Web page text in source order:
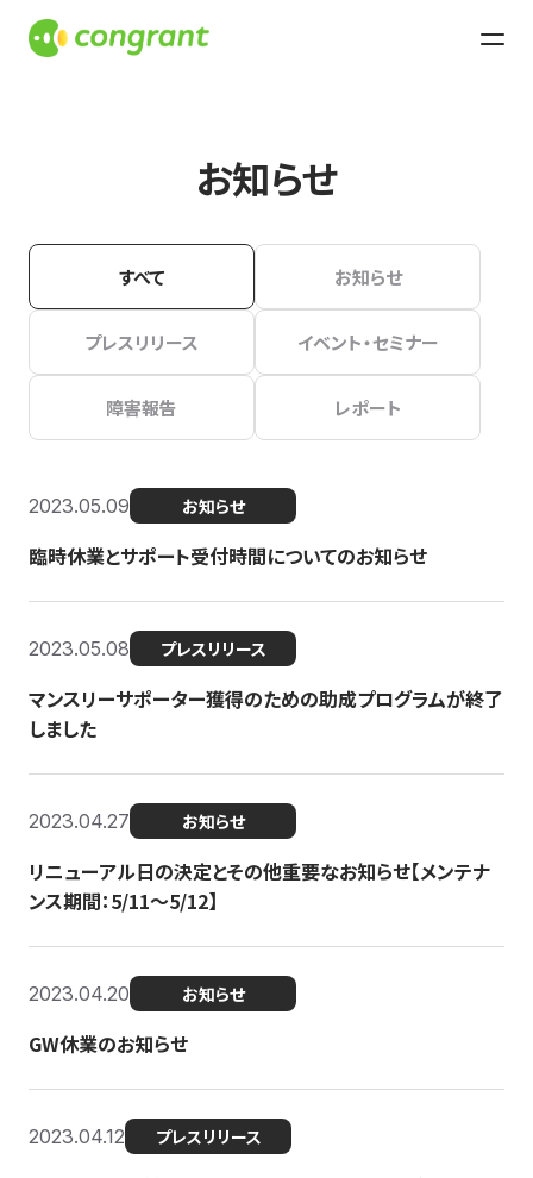
お知らせ
すべて お知らせ
プレスリリース イベント・セミナー
障害報告 レポート
2023.05.09 お知らせ
臨時休業とサポート受付時間についてのお知らせ
2023.05.08 プレスリリース
マンスリーサポーター獲得のための助成プログラムが終了
しました
2023.04.27 お知らせ
リニューアル日の決定とその他重要なお知らせ【メンテナ
ンス期間：5/11～5/12】
2023.04.20 お知らせ
GW休業のお知らせ
2023.04.12 プレスリリース